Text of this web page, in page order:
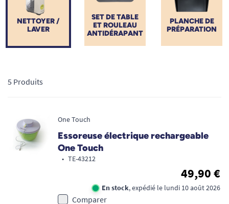
main ou avec une force articulaire diminuée.
SET DE TABLE
ET ROULEAU
ANTIDÉRAPANT
PLANCHE DE
PRÉPARATION
NETTOYER /
LAVER
5 Produits
One Touch
Essoreuse électrique rechargeable
One Touch
• TE-43212
49,90 €
En stock, expédié le lundi 10 août 2026
Comparer